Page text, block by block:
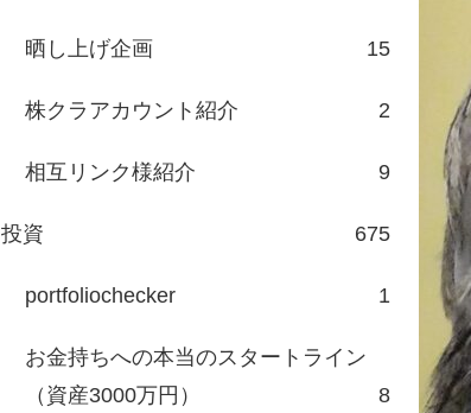
晒し上げ企画 15
株クラアカウント紹介 2
相互リンク様紹介 9
投資 675
portfoliochecker 1
お金持ちへの本当のスタートライン
（資産3000万円）
8